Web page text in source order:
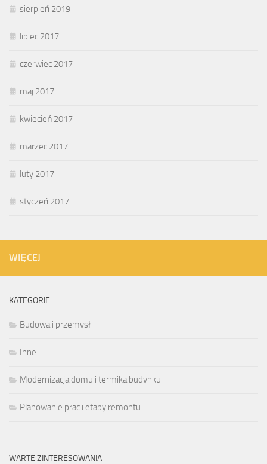
sierpień 2019
lipiec 2017
czerwiec 2017
maj 2017
kwiecień 2017
marzec 2017
luty 2017
styczeń 2017
WIĘCEJ
KATEGORIE
Budowa i przemysł
Inne
Modernizacja domu i termika budynku
Planowanie prac i etapy remontu
WARTE ZINTERESOWANIA